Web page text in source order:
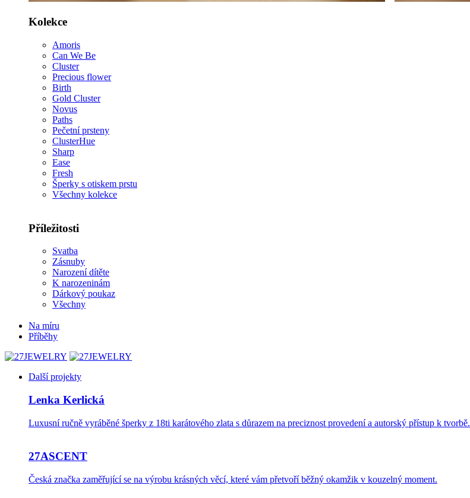
Kolekce
Amoris
Can We Be
Cluster
Precious flower
Birth
Gold Cluster
Novus
Paths
Pečetní prsteny
ClusterHue
Sharp
Ease
Fresh
Šperky s otiskem prstu
Všechny kolekce
Příležitosti
Svatba
Zásnuby
Narození dítěte
K narozeninám
Dárkový poukaz
Všechny
Na míru
Příběhy
Další projekty
Lenka Kerlická
Luxusní ručně vyráběné šperky z 18ti karátového zlata s důrazem na preciznost provedení a autorský přístup k tvorbě.
27ASCENT
Česká značka zaměřující se na výrobu krásných věcí, které vám přetvoří běžný okamžik v kouzelný moment.